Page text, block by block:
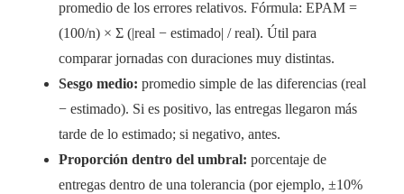
promedio de los errores relativos. Fórmula: EPAM =
(100/n) × Σ (|real − estimado| / real). Útil para
comparar jornadas con duraciones muy distintas.
Sesgo medio: promedio simple de las diferencias (real
− estimado). Si es positivo, las entregas llegaron más
tarde de lo estimado; si negativo, antes.
Proporción dentro del umbral: porcentaje de
entregas dentro de una tolerancia (por ejemplo, ±10%